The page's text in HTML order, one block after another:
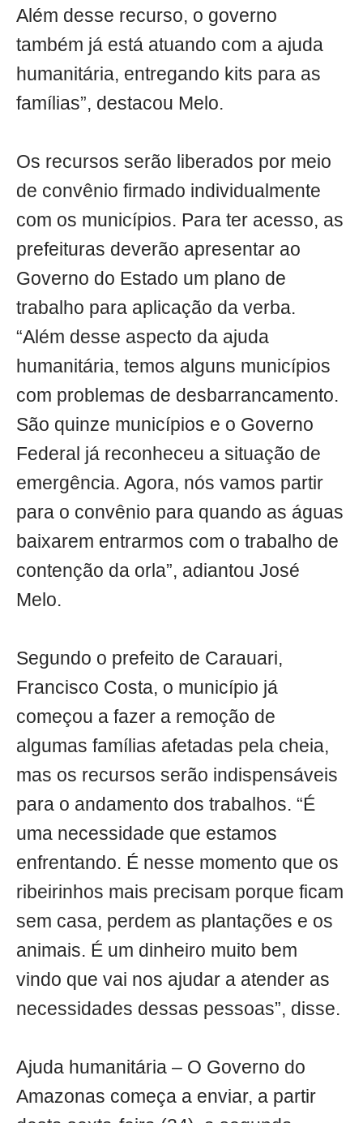
Além desse recurso, o governo
também já está atuando com a ajuda
humanitária, entregando kits para as
famílias”, destacou Melo.
Os recursos serão liberados por meio
de convênio firmado individualmente
com os municípios. Para ter acesso, as
prefeituras deverão apresentar ao
Governo do Estado um plano de
trabalho para aplicação da verba.
“Além desse aspecto da ajuda
humanitária, temos alguns municípios
com problemas de desbarrancamento.
São quinze municípios e o Governo
Federal já reconheceu a situação de
emergência. Agora, nós vamos partir
para o convênio para quando as águas
baixarem entrarmos com o trabalho de
contenção da orla”, adiantou José
Melo.
Segundo o prefeito de Carauari,
Francisco Costa, o município já
começou a fazer a remoção de
algumas famílias afetadas pela cheia,
mas os recursos serão indispensáveis
para o andamento dos trabalhos. “É
uma necessidade que estamos
enfrentando. É nesse momento que os
ribeirinhos mais precisam porque ficam
sem casa, perdem as plantações e os
animais. É um dinheiro muito bem
vindo que vai nos ajudar a atender as
necessidades dessas pessoas”, disse.
Ajuda humanitária – O Governo do
Amazonas começa a enviar, a partir